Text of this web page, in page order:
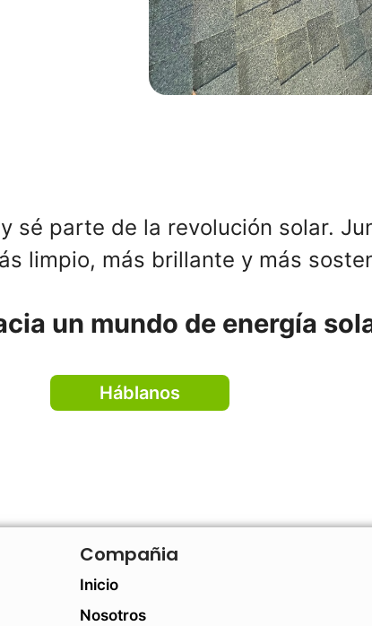
y sé parte de la revolución solar.
limpio, más brillante y más
un mundo de energía
Háblanos
Compañia
Inicio
Nosotros